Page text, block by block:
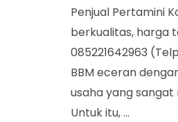
Penjual Pertamini
berkualitas, harga
085221642963
BBM eceran
usaha yang
Untuk itu, …